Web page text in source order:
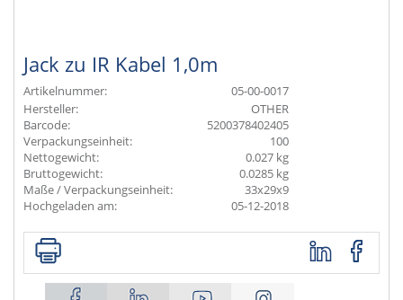
Jack zu IR Kabel 1,0m
Artikelnummer:
05-00-0017
Hersteller:
OTHER
Barcode:
5200378402405
Verpackungseinheit:
100
Nettogewicht:
0.027 kg
Bruttogewicht:
0.0285 kg
Maße / Verpackungseinheit:
33x29x9
Hochgeladen am:
05-12-2018